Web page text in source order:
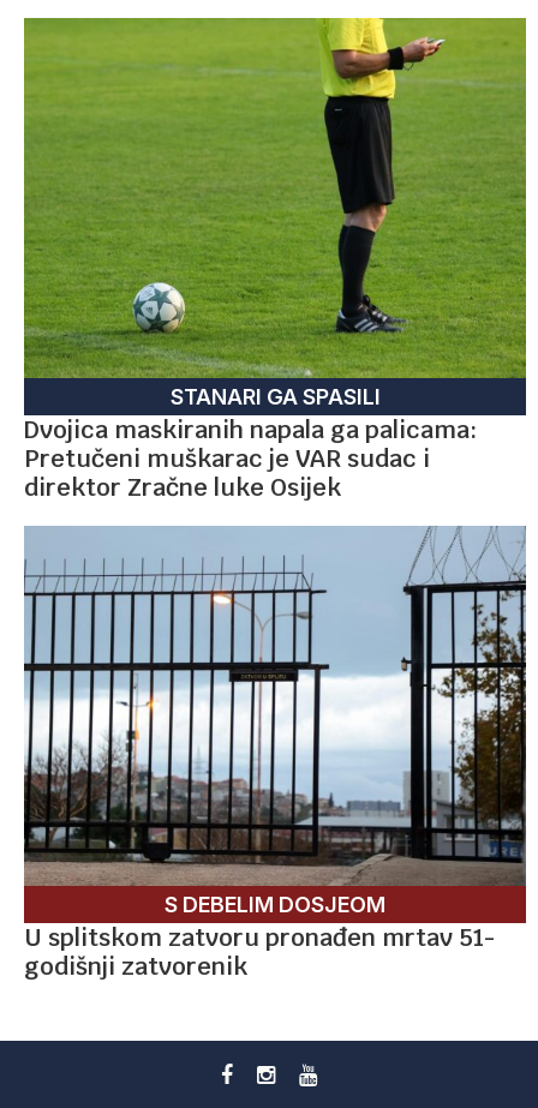
STANARI GA SPASILI
Dvojica maskiranih napala ga palicama:
Pretučeni muškarac je VAR sudac i
direktor Zračne luke Osijek
S DEBELIM DOSJEOM
U splitskom zatvoru pronađen mrtav 51-
godišnji zatvorenik